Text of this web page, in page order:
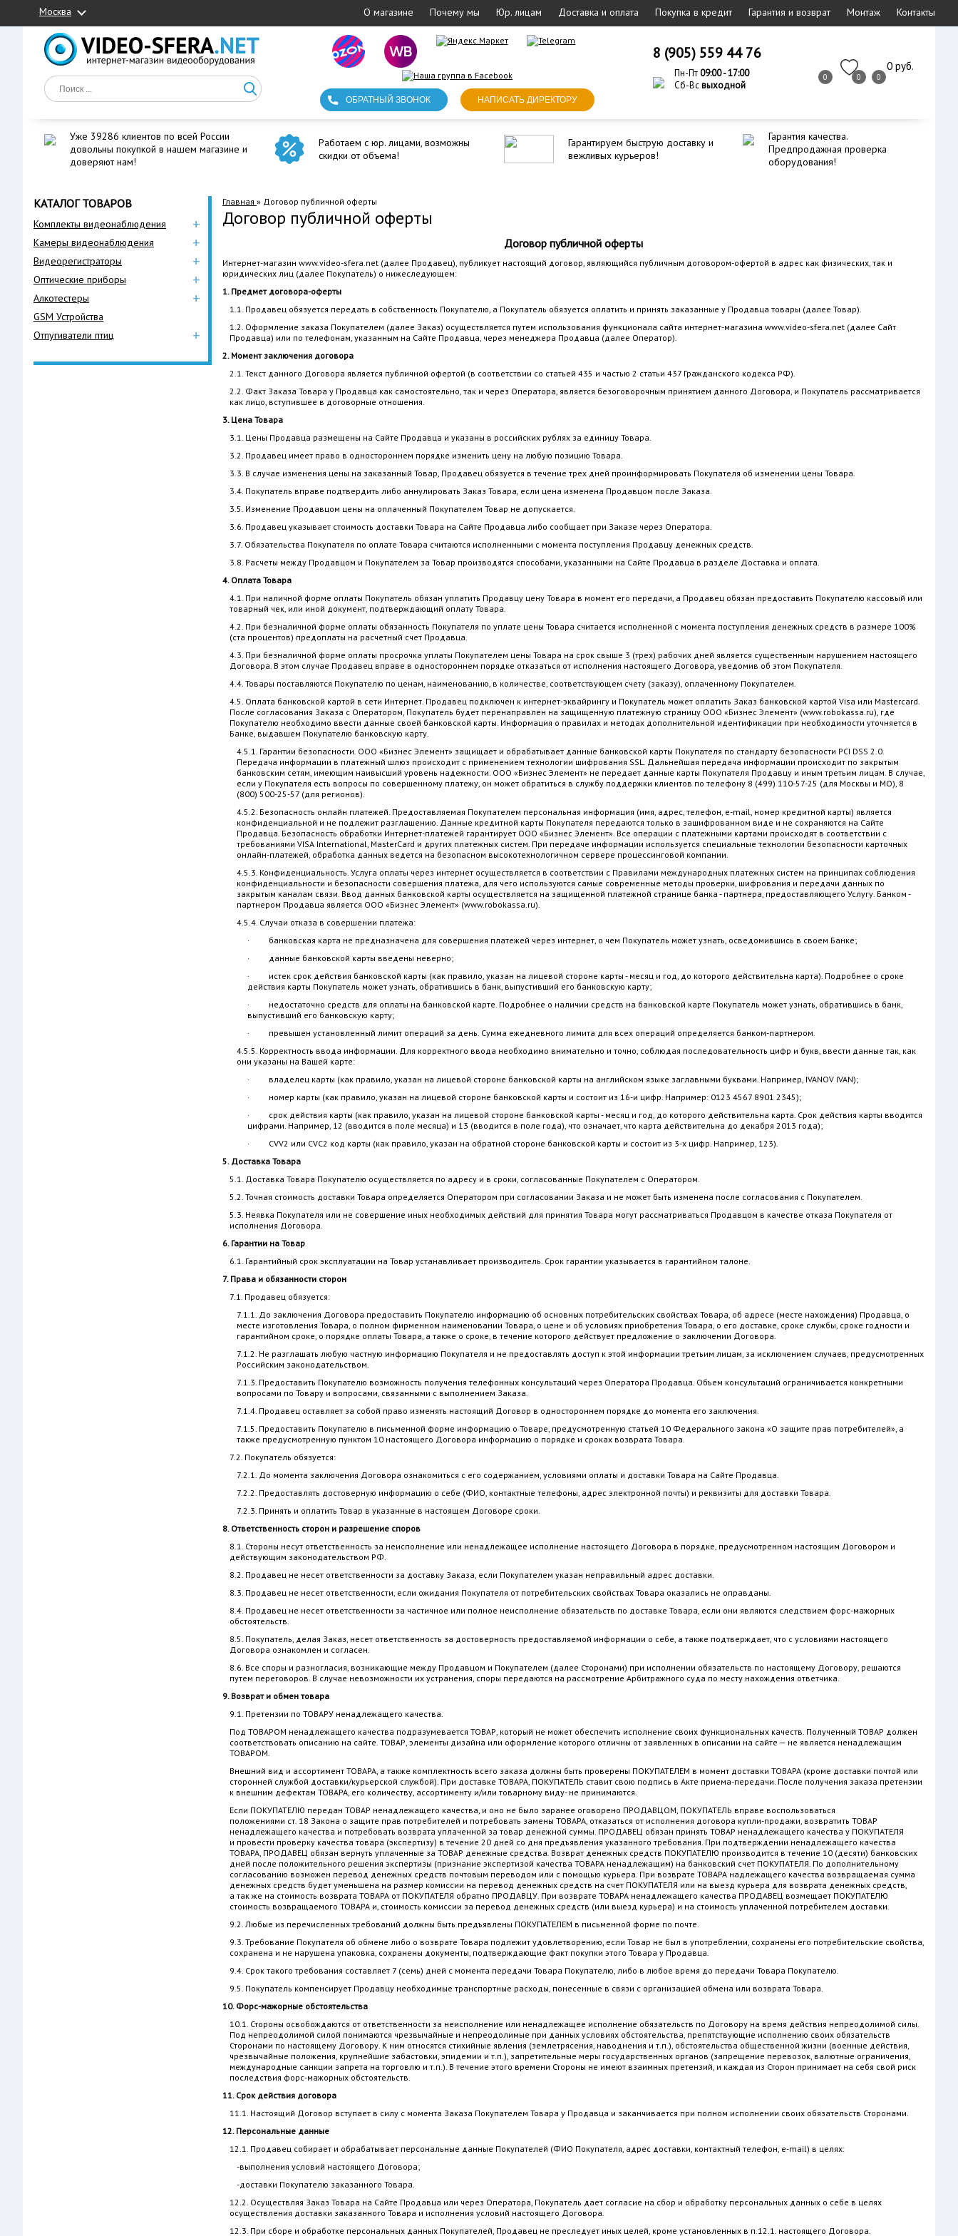
Москва О магазине Почему мы Юр. лицам Доставка и оплата Покупка в кредит Гарантия и возврат Монтаж Контакты
ОБРАТНЫЙ ЗВОНОК НАПИСАТЬ ДИРЕКТОРУ
8 (905) 559 44 76
Пн-Пт09:00 - 17:00
Сб-Всвыходной
0 0 0
0 руб.
Уже 39286 клиентов по всей России
довольны покупкой в нашем магазине и
доверяют нам!
Работаем с юр. лицами, возможны
скидки от объема!
Гарантируем быструю доставку и
вежливых курьеров!
Гарантия качества.
Предпродажная проверка
оборудования!
КАТАЛОГ ТОВАРОВ
Комплекты видеонаблюдения +
Камеры видеонаблюдения +
Видеорегистраторы +
Оптические приборы +
Алкотестеры +
GSM Устройства
Отпугиватели птиц
+
Главная » Договор публичной оферты
Договор публичной оферты
Договор публичной оферты
Интернет-магазин www.video-sfera.net (далее Продавец), публикует настоящий договор, являющийся публичным договором-офертой в адрес как физических, так и
юридических лиц (далее Покупатель) о нижеследующем:
1. Предмет договора-оферты
1.1. Продавец обязуется передать в собственность Покупателю, а Покупатель обязуется оплатить и принять заказанные у Продавца товары (далее Товар).
1.2. Оформление заказа Покупателем (далее Заказ) осуществляется путем использования функционала сайта интернет-магазина www.video-sfera.net (далее Сайт
Продавца) или по телефонам, указанным на Сайте Продавца, через менеджера Продавца (далее Оператор).
2. Момент заключения договора
2.1. Текст данного Договора является публичной офертой (в соответствии со статьей 435 и частью 2 статьи 437 Гражданского кодекса РФ).
2.2. Факт Заказа Товара у Продавца как самостоятельно, так и через Оператора, является безоговорочным принятием данного Договора, и Покупатель рассматривается
как лицо, вступившее в договорные отношения.
3. Цена Товара
3.1. Цены Продавца размещены на Сайте Продавца и указаны в российских рублях за единицу Товара.
3.2. Продавец имеет право в одностороннем порядке изменить цену на любую позицию Товара.
3.3. В случае изменения цены на заказанный Товар, Продавец обязуется в течение трех дней проинформировать Покупателя об изменении цены Товара.
3.4. Покупатель вправе подтвердить либо аннулировать Заказ Товара, если цена изменена Продавцом после Заказа.
3.5. Изменение Продавцом цены на оплаченный Покупателем Товар не допускается.
3.6. Продавец указывает стоимость доставки Товара на Сайте Продавца либо сообщает при Заказе через Оператора.
3.7. Обязательства Покупателя по оплате Товара считаются исполненными с момента поступления Продавцу денежных средств.
3.8. Расчеты между Продавцом и Покупателем за Товар производятся способами, указанными на Сайте Продавца в разделе Доставка и оплата.
4. Оплата Товара
4.1. При наличной форме оплаты Покупатель обязан уплатить Продавцу цену Товара в момент его передачи, а Продавец обязан предоставить Покупателю кассовый или
товарный чек, или иной документ, подтверждающий оплату Товара.
4.2. При безналичной форме оплаты обязанность Покупателя по уплате цены Товара считается исполненной с момента поступления денежных средств в размере 100%
(ста процентов) предоплаты на расчетный счет Продавца.
4.3. При безналичной форме оплаты просрочка уплаты Покупателем цены Товара на срок свыше 3 (трех) рабочих дней является существенным нарушением настоящего
Договора. В этом случае Продавец вправе в одностороннем порядке отказаться от исполнения настоящего Договора, уведомив об этом Покупателя.
4.4. Товары поставляются Покупателю по ценам, наименованию, в количестве, соответствующем счету (заказу), оплаченному Покупателем.
4.5. Оплата банковской картой в сети Интернет. Продавец подключен к интернет-эквайрингу и Покупатель может оплатить Заказ банковской картой Visa или Mastercard.
После согласования Заказа с Оператором, Покупатель будет перенаправлен на защищенную платежную страницу ООО «Бизнес Элемент» (www.robokassa.ru), где
Покупателю необходимо ввести данные своей банковской карты. Информация о правилах и методах дополнительной идентификации при необходимости уточняется в
Банке, выдавшем Покупателю банковскую карту.
4.5.1. Гарантии безопасности. ООО «Бизнес Элемент» защищает и обрабатывает данные банковской карты Покупателя по стандарту безопасности PCI DSS 2.0.
Передача информации в платежный шлюз происходит с применением технологии шифрования SSL. Дальнейшая передача информации происходит по закрытым
банковским сетям, имеющим наивысший уровень надежности. ООО «Бизнес Элемент» не передает данные карты Покупателя Продавцу и иным третьим лицам. В случае,
если у Покупателя есть вопросы по совершенному платежу, он может обратиться в службу поддержки клиентов по телефону 8 (499) 110-57-25 (для Москвы и МО), 8
(800) 500-25-57 (для регионов).
4.5.2. Безопасность онлайн платежей. Предоставляемая Покупателем персональная информация (имя, адрес, телефон, e-mail, номер кредитной карты) является
конфиденциальной и не подлежит разглашению. Данные кредитной карты Покупателя передаются только в зашифрованном виде и не сохраняются на Сайте
Продавца. Безопасность обработки Интернет-платежей гарантирует ООО «Бизнес Элемент». Все операции с платежными картами происходят в соответствии с
требованиями VISA International, MasterCard и других платежных систем. При передаче информации используется специальные технологии безопасности карточных
онлайн-платежей, обработка данных ведется на безопасном высокотехнологичном сервере процессинговой компании.
4.5.3. Конфиденциальность. Услуга оплаты через интернет осуществляется в соответствии с Правилами международных платежных систем на принципах соблюдения
конфиденциальности и безопасности совершения платежа, для чего используются самые современные методы проверки, шифрования и передачи данных по
закрытым каналам связи. Ввод данных банковской карты осуществляется на защищенной платежной странице банка - партнера, предоставляющего Услугу. Банком -
партнером Продавца является ООО «Бизнес Элемент» (www.robokassa.ru).
4.5.4. Случаи отказа в совершении платежа:
· банковская карта не предназначена для совершения платежей через интернет, о чем Покупатель может узнать, осведомившись в своем Банке;
· данные банковской карты введены неверно;
· истек срок действия банковской карты (как правило, указан на лицевой стороне карты - месяц и год, до которого действительна карта). Подробнее о сроке
действия карты Покупатель может узнать, обратившись в банк, выпустивший его банковскую карту;
· недостаточно средств для оплаты на банковской карте. Подробнее о наличии средств на банковской карте Покупатель может узнать, обратившись в банк,
выпустивший его банковскую карту;
· превышен установленный лимит операций за день. Сумма ежедневного лимита для всех операций определяется банком-партнером.
4.5.5. Корректность ввода информации. Для корректного ввода необходимо внимательно и точно, соблюдая последовательность цифр и букв, ввести данные так, как
они указаны на Вашей карте:
· владелец карты (как правило, указан на лицевой стороне банковской карты на английском языке заглавными буквами. Например, IVANOV IVAN);
· номер карты (как правило, указан на лицевой стороне банковской карты и состоит из 16-и цифр. Например: 0123 4567 8901 2345);
· срок действия карты (как правило, указан на лицевой стороне банковской карты - месяц и год, до которого действительна карта. Срок действия карты вводится
цифрами. Например, 12 (вводится в поле месяца) и 13 (вводится в поле года), что означает, что карта действительна до декабря 2013 года);
· CVV2 или CVC2 код карты (как правило, указан на обратной стороне банковской карты и состоит из 3-х цифр. Например, 123).
5. Доставка Товара
5.1. Доставка Товара Покупателю осуществляется по адресу и в сроки, согласованные Покупателем с Оператором.
5.2. Точная стоимость доставки Товара определяется Оператором при согласовании Заказа и не может быть изменена после согласования с Покупателем.
5.3. Неявка Покупателя или не совершение иных необходимых действий для принятия Товара могут рассматриваться Продавцом в качестве отказа Покупателя от
исполнения Договора.
6. Гарантии на Товар
6.1. Гарантийный срок эксплуатации на Товар устанавливает производитель. Срок гарантии указывается в гарантийном талоне.
7. Права и обязанности сторон
7.1. Продавец обязуется:
7.1.1. До заключения Договора предоставить Покупателю информацию об основных потребительских свойствах Товара, об адресе (месте нахождения) Продавца, о
месте изготовления Товара, о полном фирменном наименовании Товара, о цене и об условиях приобретения Товара, о его доставке, сроке службы, сроке годности и
гарантийном сроке, о порядке оплаты Товара, а также о сроке, в течение которого действует предложение о заключении Договора.
7.1.2. Не разглашать любую частную информацию Покупателя и не предоставлять доступ к этой информации третьим лицам, за исключением случаев, предусмотренных
Российским законодательством.
7.1.3. Предоставить Покупателю возможность получения телефонных консультаций через Оператора Продавца. Объем консультаций ограничивается конкретными
вопросами по Товару и вопросами, связанными с выполнением Заказа.
7.1.4. Продавец оставляет за собой право изменять настоящий Договор в одностороннем порядке до момента его заключения.
7.1.5. Предоставить Покупателю в письменной форме информацию о Товаре, предусмотренную статьей 10 Федерального закона «О защите прав потребителей», а
также предусмотренную пунктом 10 настоящего Договора информацию о порядке и сроках возврата Товара.
7.2. Покупатель обязуется:
7.2.1. До момента заключения Договора ознакомиться с его содержанием, условиями оплаты и доставки Товара на Сайте Продавца.
7.2.2. Предоставлять достоверную информацию о себе (ФИО, контактные телефоны, адрес электронной почты) и реквизиты для доставки Товара.
7.2.3. Принять и оплатить Товар в указанные в настоящем Договоре сроки.
8. Ответственность сторон и разрешение споров
8.1. Стороны несут ответственность за неисполнение или ненадлежащее исполнение настоящего Договора в порядке, предусмотренном настоящим Договором и
действующим законодательством РФ.
8.2. Продавец не несет ответственности за доставку Заказа, если Покупателем указан неправильный адрес доставки.
8.3. Продавец не несет ответственности, если ожидания Покупателя от потребительских свойствах Товара оказались не оправданы.
8.4. Продавец не несет ответственности за частичное или полное неисполнение обязательств по доставке Товара, если они являются следствием форс-мажорных
обстоятельств.
8.5. Покупатель, делая Заказ, несет ответственность за достоверность предоставляемой информации о себе, а также подтверждает, что с условиями настоящего
Договора ознакомлен и согласен.
8.6. Все споры и разногласия, возникающие между Продавцом и Покупателем (далее Сторонами) при исполнении обязательств по настоящему Договору, решаются
путем переговоров. В случае невозможности их устранения, споры передаются на рассмотрение Арбитражного суда по месту нахождения ответчика.
9. Возврат и обмен товара
9.1. Претензии по ТОВАРУ ненадлежащего качества.
Под ТОВАРОМ ненадлежащего качества подразумевается ТОВАР, который не может обеспечить исполнение своих функциональных качеств. Полученный ТОВАР должен
соответствовать описанию на сайте. ТОВАР, элементы дизайна или оформление которого отличны от заявленных в описании на сайте — не является ненадлежащим
ТОВАРОМ.
Внешний вид и ассортимент ТОВАРА, а также комплектность всего заказа должны быть проверены ПОКУПАТЕЛЕМ в момент доставки ТОВАРА (кроме доставки почтой или
сторонней службой доставки/курьерской службой). При доставке ТОВАРА, ПОКУПАТЕЛЬ ставит свою подпись в Акте приема-передачи. После получения заказа претензии
к внешним дефектам ТОВАРА, его количеству, ассортименту и/или товарному виду- не принимаются.
Если ПОКУПАТЕЛЮ передан ТОВАР ненадлежащего качества, и оно не было заранее оговорено ПРОДАВЦОМ, ПОКУПАТЕЛЬ вправе воспользоваться
положениями ст. 18 Закона о защите прав потребителей и потребовать замены ТОВАРА, отказаться от исполнения договора купли-продажи, возвратить ТОВАР
ненадлежащего качества и потребовать возврата уплаченной за товар денежной суммы. ПРОДАВЕЦ обязан принять ТОВАР ненадлежащего качества у ПОКУПАТЕЛЯ
и провести проверку качества товара (экспертизу) в течение 20 дней со дня предъявления указанного требования. При подтверждении ненадлежащего качества
ТОВАРА, ПРОДАВЕЦ обязан вернуть уплаченные за ТОВАР денежные средства. Возврат денежных средств ПОКУПАТЕЛЮ производится в течение 10 (десяти) банковских
дней после положительного решения экспертизы (признание экспертизой качества ТОВАРА ненадлежащим) на банковский счет ПОКУПАТЕЛЯ. По дополнительному
согласованию возможен перевод денежных средств почтовым переводом или с помощью курьера. При возврате ТОВАРА надлежащего качества возвращаемая сумма
денежных средств будет уменьшена на размер комиссии на перевод денежных средств на счет ПОКУПАТЕЛЯ или на выезд курьера для возврата денежных средств,
а так же на стоимость возврата ТОВАРА от ПОКУПАТЕЛЯ обратно ПРОДАВЦУ. При возврате ТОВАРА ненадлежащего качества ПРОДАВЕЦ возмещает ПОКУПАТЕЛЮ
стоимость возвращаемого ТОВАРА и, стоимость комиссии за перевод денежных средств (или выезд курьера) и на стоимость уплаченной потребителем доставки.
9.2. Любые из перечисленных требований должны быть предъявлены ПОКУПАТЕЛЕМ в письменной форме по почте.
9.3. Требование Покупателя об обмене либо о возврате Товара подлежит удовлетворению, если Товар не был в употреблении, сохранены его потребительские свойства,
сохранена и не нарушена упаковка, сохранены документы, подтверждающие факт покупки этого Товара у Продавца.
9.4. Срок такого требования составляет 7 (семь) дней с момента передачи Товара Покупателю, либо в любое время до передачи Товара Покупателю.
9.5. Покупатель компенсирует Продавцу необходимые транспортные расходы, понесенные в связи с организацией обмена или возврата Товара.
10. Форс-мажорные обстоятельства
10.1. Стороны освобождаются от ответственности за неисполнение или ненадлежащее исполнение обязательств по Договору на время действия непреодолимой силы.
Под непреодолимой силой понимаются чрезвычайные и непреодолимые при данных условиях обстоятельства, препятствующие исполнению своих обязательств
Сторонами по настоящему Договору. К ним относятся стихийные явления (землетрясения, наводнения и т.п.), обстоятельства общественной жизни (военные действия,
чрезвычайные положения, крупнейшие забастовки, эпидемии и т.п.), запретительные меры государственных органов (запрещение перевозок, валютные ограничения,
международные санкции запрета на торговлю и т.п.). В течение этого времени Стороны не имеют взаимных претензий, и каждая из Сторон принимает на себя свой риск
последствия форс-мажорных обстоятельств.
11. Срок действия договора
11.1. Настоящий Договор вступает в силу с момента Заказа Покупателем Товара у Продавца и заканчивается при полном исполнении своих обязательств Сторонами.
12. Персональные данные
12.1. Продавец собирает и обрабатывает персональные данные Покупателей (ФИО Покупателя, адрес доставки, контактный телефон, e-mail) в целях:
-выполнения условий настоящего Договора;
-доставки Покупателю заказанного Товара.
12.2. Осуществляя Заказ Товара на Сайте Продавца или через Оператора, Покупатель дает согласие на сбор и обработку персональных данных о себе в целях
осуществления доставки заказанного Товара и исполнения условий настоящего Договора.
12.3. При сборе и обработке персональных данных Покупателей, Продавец не преследует иных целей, кроме установленных в п.12.1. настоящего Договора.